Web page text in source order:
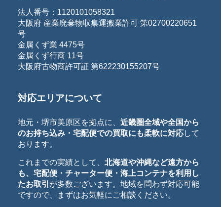
法人番号：1120101058321
大阪府 産業廃棄物収集運搬業許可 第02700220651
号
金属くず業 4475号
金属くず行商 11号
大阪府古物商許可証 第622230155207号
対応エリアについて
地元・堺市美原区を拠点に、 近畿圏全域や全国から
のお持ち込み・宅配便での買取にも柔軟に対応して
おります。
これまでの実績として、 北海道や沖縄など遠方から
も、宅配便・チャーター便・海上コンテナを利用し
たお取引 が多数ございます。地域を問わず対応可能
ですので、まずはお気軽にご相談ください。